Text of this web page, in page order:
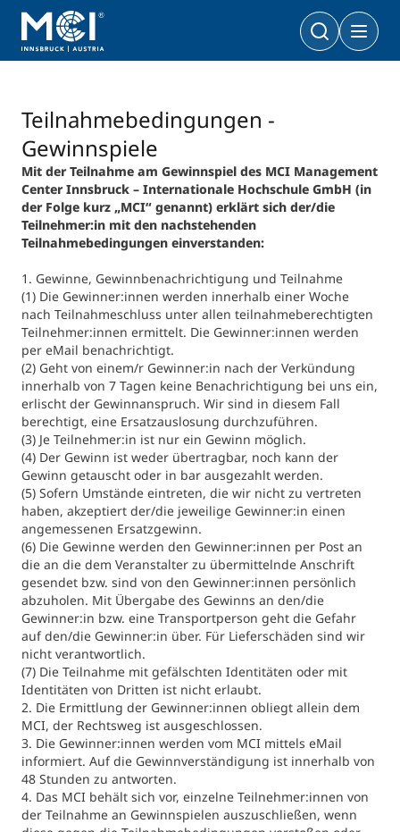
Bachelor
Wirtschaft & Gesellschaft
Technologie & Life Sciences
Master
Wirtschaft & Gesellschaft
Technologie & Life Sciences
Berufsbegleitend studieren
Ein Studium, das zu Ihnen passt
International studieren
An über 300 Partneruniversitäten
Studienberatung
Study Finder Bachelor/Master
Wirtschaft & Gesellschaft
Technologie & Life Sciences
Doktorat
Kooperationsmöglichkeiten
Entrepreneurship & Start-ups
Forschung am MCI
Doktoratsprogramme
PhD | DBA
Executive Master
MBA | MSC | LL. M.
Executive Bachelor Online
BA
Zertifikats-Lehrgänge
Micro Degrees
Micro Credentials
Masterclasses
Management-Seminare
Technische Weiterbildung
Maßgeschneiderte Programme
Teilnahmebedingungen -
Gewinnspiele
Mit der Teilnahme am Gewinnspiel des MCI Management
Center Innsbruck – Internationale Hochschule GmbH (in
der Folge kurz „MCI“ genannt) erklärt sich der/die
Teilnehmer:in mit den nachstehenden
Teilnahmebedingungen einverstanden:
1. Gewinne, Gewinnbenachrichtigung und Teilnahme
(1) Die Gewinner:innen werden innerhalb einer Woche
nach Teilnahmeschluss unter allen teilnahmeberechtigten
Teilnehmer:innen ermittelt. Die Gewinner:innen werden
per eMail benachrichtigt.
(2) Geht von einem/r Gewinner:in nach der Verkündung
innerhalb von 7 Tagen keine Benachrichtigung bei uns ein,
erlischt der Gewinnanspruch. Wir sind in diesem Fall
berechtigt, eine Ersatzauslosung durchzuführen.
(3) Je Teilnehmer:in ist nur ein Gewinn möglich.
(4) Der Gewinn ist weder übertragbar, noch kann der
Gewinn getauscht oder in bar ausgezahlt werden.
(5) Sofern Umstände eintreten, die wir nicht zu vertreten
haben, akzeptiert der/die jeweilige Gewinner:in einen
angemessenen Ersatzgewinn.
(6) Die Gewinne werden den Gewinner:innen per Post an
die an die dem Veranstalter zu übermittelnde Anschrift
gesendet bzw. sind von den Gewinner:innen persönlich
abzuholen. Mit Übergabe des Gewinns an den/die
Gewinner:in bzw. eine Transportperson geht die Gefahr
auf den/die Gewinner:in über. Für Lieferschäden sind wir
nicht verantwortlich.
(7) Die Teilnahme mit gefälschten Identitäten oder mit
Identitäten von Dritten ist nicht erlaubt.
2. Die Ermittlung der Gewinner:innen obliegt allein dem
MCI, der Rechtsweg ist ausgeschlossen.
3. Die Gewinner:innen werden vom MCI mittels eMail
informiert. Auf die Gewinnverständigung ist innerhalb von
48 Stunden zu antworten.
4. Das MCI behält sich vor, einzelne Teilnehmer:innen von
der Teilnahme an Gewinnspielen auszuschließen, wenn